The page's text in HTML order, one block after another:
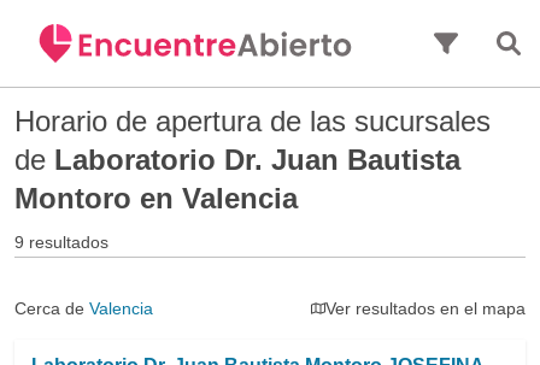
Horario de apertura de las sucursales
de Laboratorio Dr. Juan Bautista
Montoro en Valencia
9 resultados
Cerca de Valencia Ver resultados en el mapa